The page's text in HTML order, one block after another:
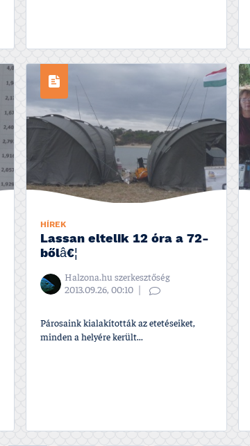
HÍREK
Lassan eltelik 12 óra a 72-
bőlâ€¦
Halzona.hu szerkesztőség
2013.09.26, 00:10
Párosaink kialakí­tották az etetéseiket,
minden a helyére került...